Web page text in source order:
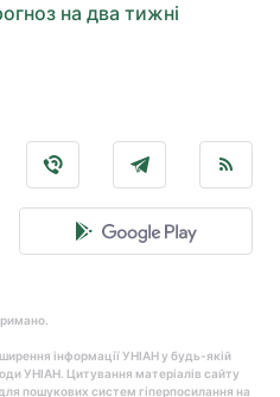
на два тижні
інформації УНІАН у будь-якій
УНІАН. Цитування матеріалів сайту
пошукових систем гіперпосилання на